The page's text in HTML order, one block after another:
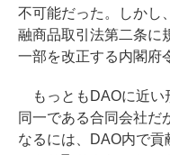
不可能だった。しかし
融商品取引法第二条に
一部を改正する内閣府
もっともDAOに近い
同一である合同会社だ
なるには、DAO内で